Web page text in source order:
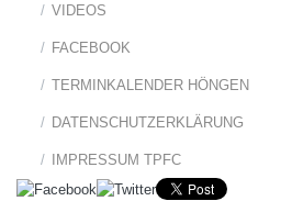
VIDEOS
FACEBOOK
TERMINKALENDER HÖNGEN
DATENSCHUTZERKLÄRUNG
IMPRESSUM TPFC